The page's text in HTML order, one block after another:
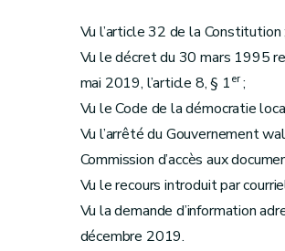
Vu l’article 32 de la Constitution ;
Vu le décret du 30 mars 1995
mai 2019, l’article 8, § 1er;
Vu le Code de la démocratie
Vu l’arrêté du Gouvernement
Commission d’accès aux
Vu le recours introduit par
Vu la demande d’information
décembre 2019.